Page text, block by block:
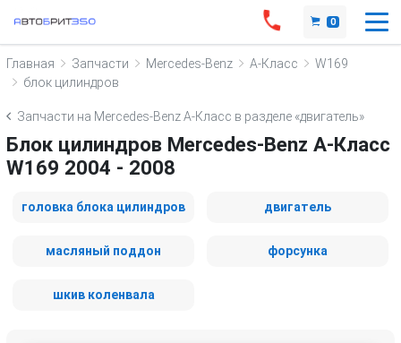
0
Главная Запчасти Mercedes-Benz A-Класс
W169
блок цилиндров
Запчасти на Mercedes-Benz A-Класс в разделе «двигатель»
Блок цилиндров Mercedes-Benz A-Класс
W169 2004 - 2008
головка блока цилиндров двигатель
масляный поддон форсунка
шкив коленвала